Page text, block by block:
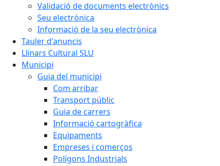
Validació de documents electrònics
Seu electrònica
Informació de la seu electrònica
Tauler d'anuncis
Llinars Cultural SLU
Municipi
Guia del municipi
Com arribar
Transport públic
Guia de carrers
Informació cartogràfica
Equipaments
Empreses i comerços
Polígons Industrials